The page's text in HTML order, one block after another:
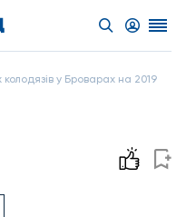
у Броварах на 2019